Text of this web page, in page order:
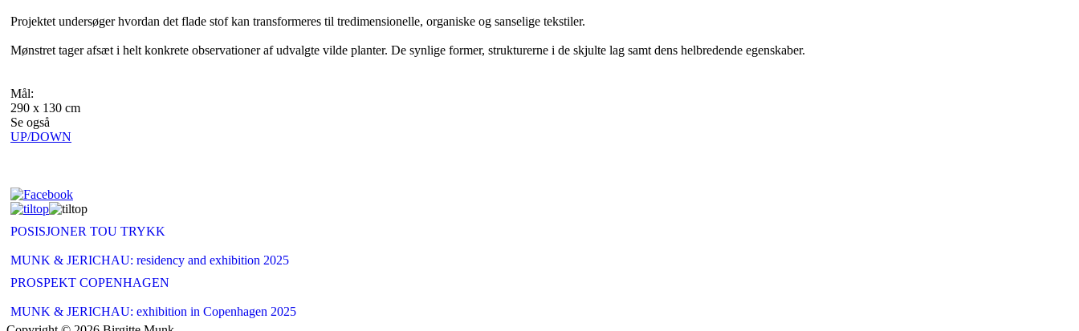
Projektet undersøger hvordan det flade stof kan transformeres til tredimensionelle, organiske og sanselige tekstiler.
Mønstret tager afsæt i helt konkrete observationer af udvalgte vilde planter. De synlige former, strukturerne i de skjulte lag samt dens helbredende egenskaber.
Mål:
290 x 130 cm
Se også
UP/DOWN
POSISJONER TOU TRYKK
MUNK & JERICHAU: residency and exhibition 2025
PROSPEKT COPENHAGEN
MUNK & JERICHAU: exhibition in Copenhagen 2025